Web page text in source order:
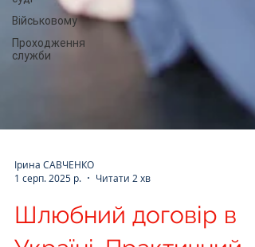
Військовому
Проходження
служби
1 серп. 2025 р.
Читати 2 хв